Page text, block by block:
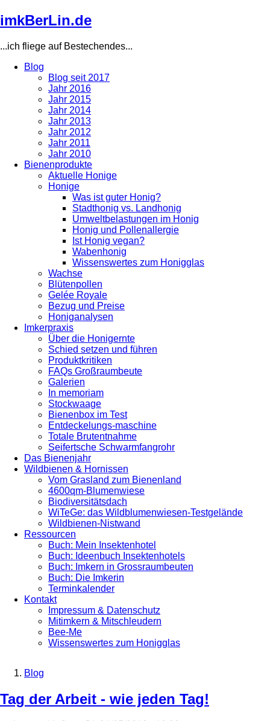
Direkt
zum
imkBerLin.de
...ich fliege auf Bestechendes...
navigation
Blog
Blog seit 2017
Jahr 2016
Jahr 2015
Jahr 2014
Jahr 2013
Jahr 2012
Jahr 2011
Jahr 2010
Bienenprodukte
Aktuelle Honige
Honige
Was ist guter Honig?
Stadthonig vs. Landhonig
Umweltbelastungen im Honig
Honig und Pollenallergie
Ist Honig vegan?
Wabenhonig
Wissenswertes zum Honigglas
Wachse
Blütenpollen
Gelée Royale
Bezug und Preise
Honiganalysen
Imkerpraxis
Über die Honigernte
Schied setzen und führen
Produktkritiken
FAQs Großraumbeute
Galerien
In memoriam
Stockwaage
Bienenbox im Test
Entdeckelungs-maschine
Totale Brutentnahme
Seifertsche Schwarmfangrohr
Das Bienenjahr
Wildbienen & Hornissen
Vom Grasland zum Bienenland
4600qm-Blumenwiese
Biodiversitätsdach
WiTeGe: das Wildblumenwiesen-Testgelände
Wildbienen-Nistwand
Ressourcen
Buch: Mein Insektenhotel
Buch: Ideenbuch Insektenhotels
Buch: Imkern in Grossraumbeuten
Buch: Die Imkerin
Terminkalender
Kontakt
Impressum & Datenschutz
Mitimkern & Mitschleudern
Bee-Me
Wissenswertes zum Honigglas
Blog
Tag der Arbeit - wie jeden Tag!